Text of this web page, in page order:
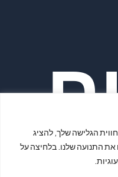
הגלישה שלך, להציג
את התנועה שלנו. בלחיצה על